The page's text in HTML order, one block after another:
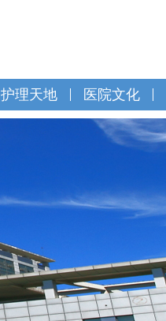
护理天地 医院文化